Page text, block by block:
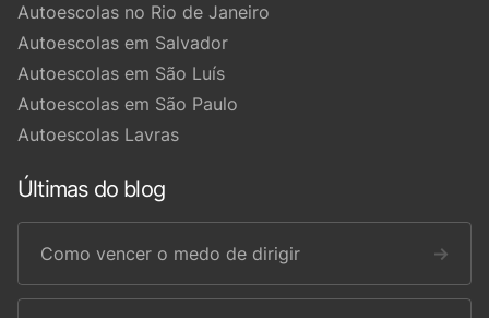
Autoescolas no Rio de Janeiro
Autoescolas em Salvador
Autoescolas em São Luís
Autoescolas em São Paulo
Autoescolas Lavras
Últimas do blog
Como vencer o medo de dirigir →